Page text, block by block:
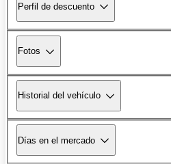
Perfil de descuento
Fotos
Historial del vehículo
Días en el mercado